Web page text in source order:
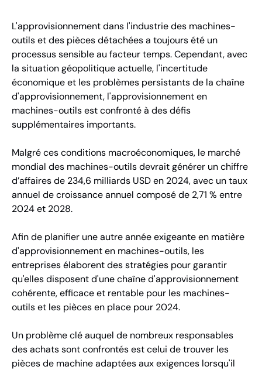
L'approvisionnement dans l'industrie des machines-
outils et des pièces détachées a toujours été un
processus sensible au facteur temps. Cependant, avec
la situation géopolitique actuelle, l'incertitude
économique et les problèmes persistants de la chaîne
d'approvisionnement, l'approvisionnement en
machines-outils est confronté à des défis
supplémentaires importants.
Malgré ces conditions macroéconomiques, le marché
mondial des machines-outils devrait générer un chiffre
d’affaires de 234,6 milliards USD en 2024, avec un taux
annuel de croissance annuel composé de 2,71 % entre
2024 et 2028.
Afin de planifier une autre année exigeante en matière
d'approvisionnement en machines-outils, les
entreprises élaborent des stratégies pour garantir
qu'elles disposent d'une chaîne d'approvisionnement
cohérente, efficace et rentable pour les machines-
outils et les pièces en place pour 2024.
Un problème clé auquel de nombreux responsables
des achats sont confrontés est celui de trouver les
pièces de machine adaptées aux exigences lorsqu'il